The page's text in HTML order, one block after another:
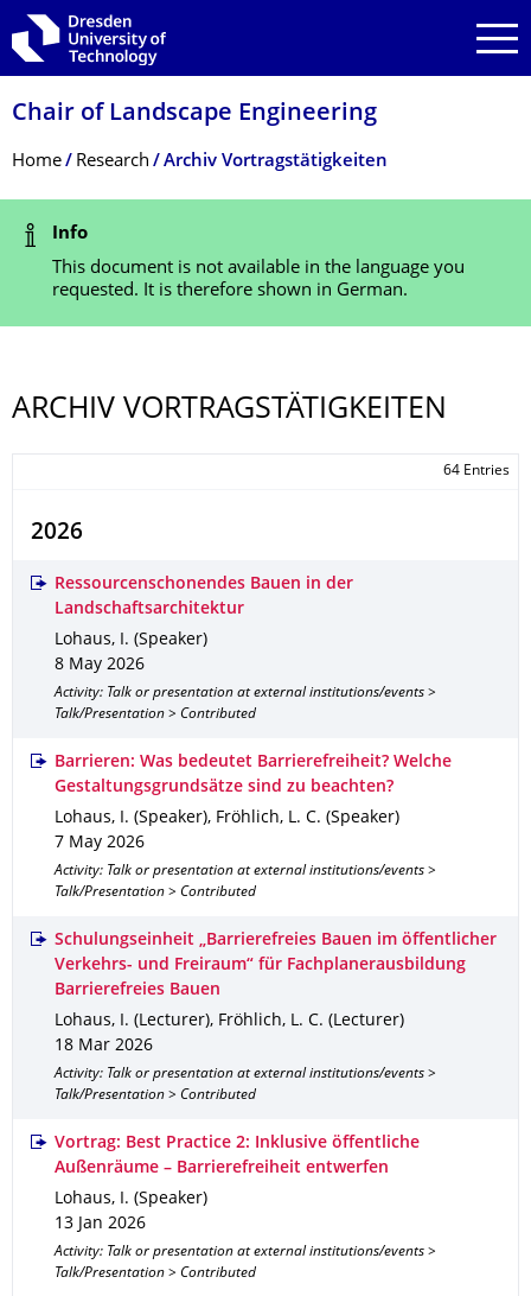
Skip to main navigation
Skip to search
Skip to content
Chair of Landscape Engineering
Breadcrumb Menu
Home Research Archiv Vortragstätigkeiten
Status Message
Info
This document is not available in the language you
requested. It is therefore shown in German.
ARCHIV VORTRAG­STÄTIGKEITEN
64 Entries
2026
Ressourcenschonendes Bauen in der
Landschaftsarchitektur
Lohaus, I. (Speaker)
8 May 2026
Activity: Talk or presentation at external institutions/events >
Talk/Presentation > Contributed
Barrieren: Was bedeutet Barrierefreiheit? Welche
Gestaltungsgrundsätze sind zu beachten?
Lohaus, I. (Speaker), Fröhlich, L. C. (Speaker)
7 May 2026
Activity: Talk or presentation at external institutions/events >
Talk/Presentation > Contributed
Schulungseinheit „Barrierefreies Bauen im öffentlicher
Verkehrs- und Freiraum“ für Fachplanerausbildung
Barrierefreies Bauen
Lohaus, I. (Lecturer), Fröhlich, L. C. (Lecturer)
18 Mar 2026
Activity: Talk or presentation at external institutions/events >
Talk/Presentation > Contributed
Vortrag: Best Practice 2: Inklusive öffentliche
Außenräume – Barrierefreiheit entwerfen
Lohaus, I. (Speaker)
13 Jan 2026
Activity: Talk or presentation at external institutions/events >
Talk/Presentation > Contributed